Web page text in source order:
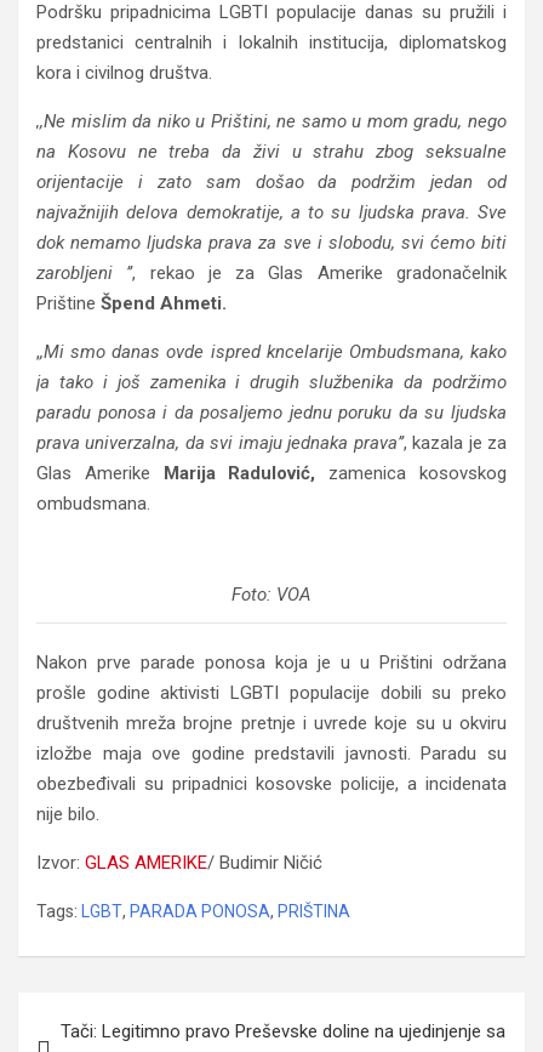
Podršku pripadnicima LGBTI populacije danas su pružili i
predstanici centralnih i lokalnih institucija, diplomatskog
kora i civilnog društva.
,,Ne mislim da niko u Prištini, ne samo u mom gradu, nego
na Kosovu ne treba da živi u strahu zbog seksualne
orijentacije i zato sam došao da podržim jedan od
najvažnijih delova demokratije, a to su ljudska prava. Sve
dok nemamo ljudska prava za sve i slobodu, svi ćemo biti
zarobljeni ’’, rekao je za Glas Amerike gradonačelnik
Prištine Špend Ahmeti.
,,Mi smo danas ovde ispred kncelarije Ombudsmana, kako
ja tako i još zamenika i drugih službenika da podržimo
paradu ponosa i da posaljemo jednu poruku da su ljudska
prava univerzalna, da svi imaju jednaka prava’’, kazala je za
Glas Amerike Marija Radulović, zamenica kosovskog
ombudsmana.
Foto: VOA
Nakon prve parade ponosa koja je u u Prištini održana
prošle godine aktivisti LGBTI populacije dobili su preko
društvenih mreža brojne pretnje i uvrede koje su u okviru
izložbe maja ove godine predstavili javnosti. Paradu su
obezbeđivali su pripadnici kosovske policije, a incidenata
nije bilo.
Izvor: GLAS AMERIKE/ Budimir Ničić
Tags: LGBT, PARADA PONOSA, PRIŠTINA
Tači: Legitimno pravo Preševske doline na ujedinjenje sa